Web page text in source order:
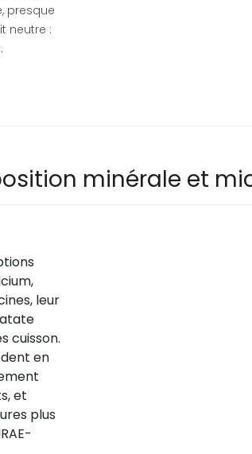
presque
neutre :
minérale et
leur
cuisson.
en
et
plus